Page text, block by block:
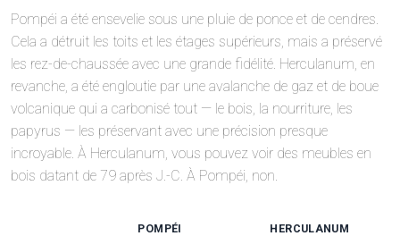
Pompéi a été ensevelie sous une pluie de ponce et de cendres.
Cela a détruit les toits et les étages supérieurs, mais a préservé
les rez-de-chaussée avec une grande fidélité. Herculanum, en
revanche, a été engloutie par une avalanche de gaz et de boue
volcanique qui a carbonisé tout — le bois, la nourriture, les
papyrus — les préservant avec une précision presque
incroyable. À Herculanum, vous pouvez voir des meubles en
bois datant de 79 après J.-C. À Pompéi, non.
POMPÉI HERCULANUM